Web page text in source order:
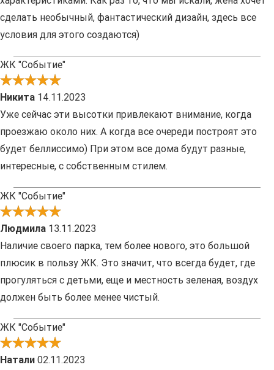
сделать необычный, фантастический дизайн, здесь все
условия для этого создаются)
ЖК "Событие"
Никита 14.11.2023
Уже сейчас эти высотки привлекают внимание, когда
проезжаю около них. А когда все очереди построят это
будет беллиссимо) При этом все дома будут разные,
интересные, с собственным стилем.
ЖК "Событие"
Людмила 13.11.2023
Наличие своего парка, тем более нового, это большой
плюсик в пользу ЖК. Это значит, что всегда будет, где
прогуляться с детьми, еще и местность зеленая, воздух
должен быть более менее чистый.
ЖК "Событие"
Натали 02.11.2023